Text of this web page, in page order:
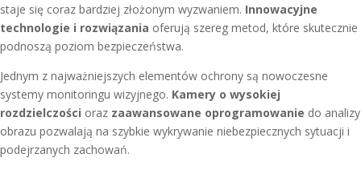
staje się coraz bardziej złożonym wyzwaniem. Innowacyjne
technologie i rozwiązania oferują szereg metod, które skutecznie
podnoszą poziom bezpieczeństwa.
Jednym z najważniejszych elementów ochrony są nowoczesne
systemy monitoringu wizyjnego. Kamery o wysokiej
rozdzielczości oraz zaawansowane oprogramowanie do analizy
obrazu pozwalają na szybkie wykrywanie niebezpiecznych sytuacji i
podejrzanych zachowań.